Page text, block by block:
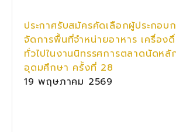
ประกาศรับสมัครคัดเลือกผู้ประกอบ
จัดการพื้นที่จำหน่ายอาหาร เครื่อง
ทั่วไปในงานนิทรรศการตลาดนัดหลั
อุดมศึกษา ครั้งที่ 28
19 พฤษภาคม 2569